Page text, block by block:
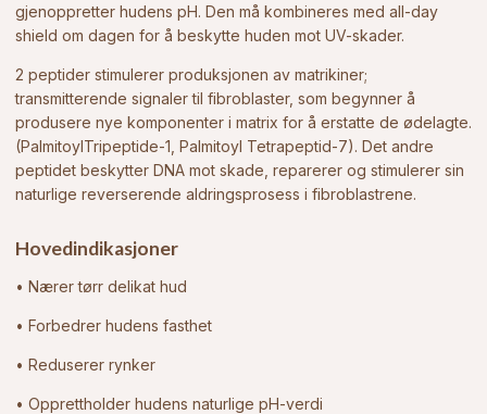
gjenoppretter hudens pH. Den må kombineres med all-day
shield om dagen for å beskytte huden mot UV-skader.
2 peptider stimulerer produksjonen av matrikiner;
transmitterende signaler til fibroblaster, som begynner å
produsere nye komponenter i matrix for å erstatte de ødelagte.
(PalmitoylTripeptide-1, Palmitoyl Tetrapeptid-7). Det andre
peptidet beskytter DNA mot skade, reparerer og stimulerer sin
naturlige reverserende aldringsprosess i fibroblastrene.
Hovedindikasjoner
• Nærer tørr delikat hud
• Forbedrer hudens fasthet
• Reduserer rynker
• Opprettholder hudens naturlige pH-verdi